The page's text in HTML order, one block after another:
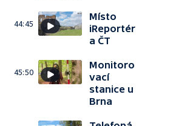
44:45
Místo
iReportér
a ČT
45:50
Monitoro
vací
stanice u
Brna